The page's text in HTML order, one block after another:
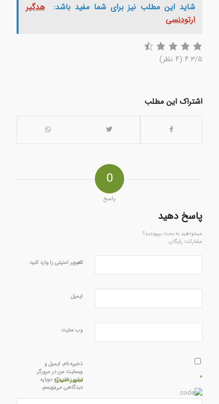
شاید این مطلب نیز برای شما مفید باشد:
هدگیر
ارتودنسی
۴.۳/۵ (۴ نظر)
اشتراک این مطلب
0
پاسخ
پاسخ دهید
میخواهید به بحث بپیوندید؟
مشارکت رایگان.
نام
ایمیل
وب‌ سایت
ذخیره نام، ایمیل و
وبسایت من در مرورگر
برای زمانی که دوباره
دیدگاهی می‌نویسم.
تصویر امنیتی *
تصویر امنیتی را وارد کنید: